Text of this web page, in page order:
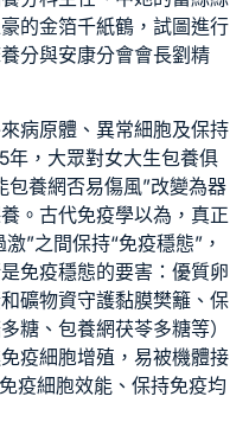
的金箔千紙鶴，試圖進行
分與安康分會會長劉精
病原體、異常細胞及保持
年，大眾對女大生包養俱
包養網否易傷風”改變為器
。古代免疫學以為，真正
”之間保持“免疫穩態”，
免疫穩態的要害：優質卵
礦物資守護黏膜樊籬、保
糖、 包養網茯苓多糖等）
疫細胞增殖，易被機體接
疫細胞效能、保持免疫均